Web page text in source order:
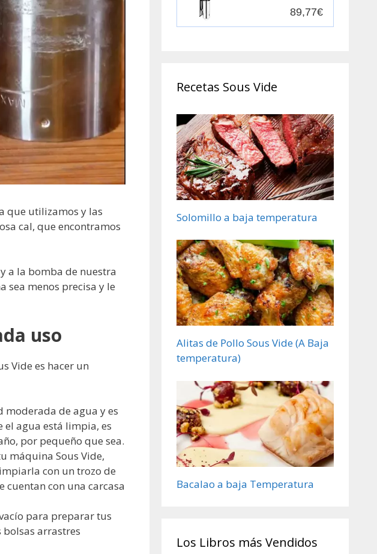
que utilizamos y las
cal, que encontramos
a la bomba de nuestra
sea menos precisa y le
uso
Vide es hacer un
moderada de agua y es
el agua está limpia, es
por pequeño que sea.
máquina Sous Vide,
con un trozo de
cuentan con una carcasa
para preparar tus
arrastres
Pantalla LCD táctil,
Cocinero Circulador,
89,77€
Recetas Sous Vide
Solomillo a baja temperatura
Alitas de Pollo Sous Vide (A Baja
temperatura)
Bacalao a baja Temperatura
Los Libros más Vendidos